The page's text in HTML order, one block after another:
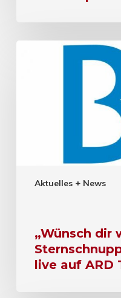
Aktuelles + News
„Wünsch dir
live auf ARD